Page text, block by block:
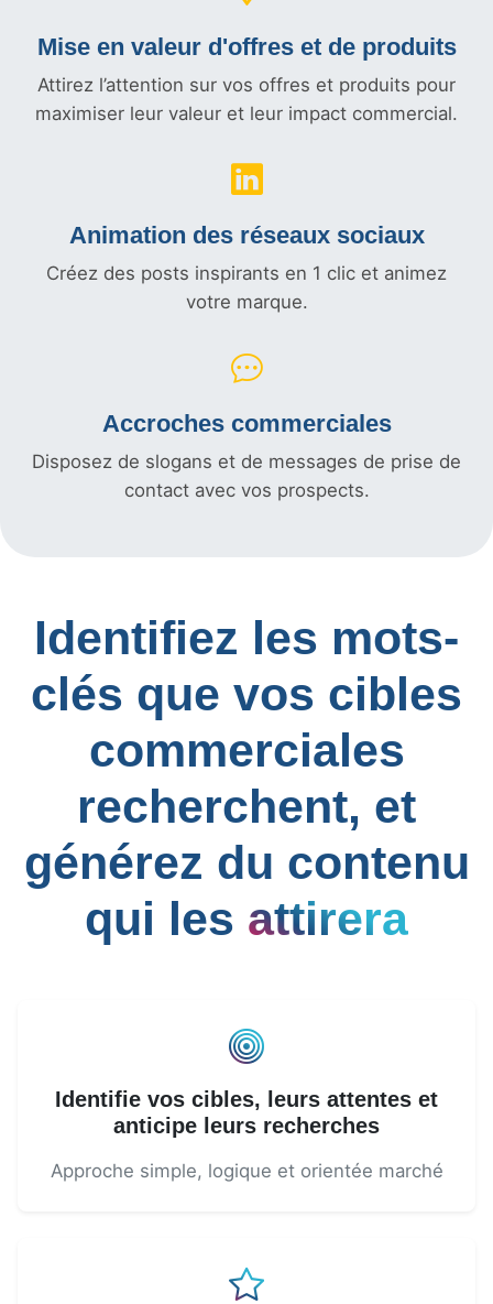
Mise en valeur d'offres et de produits
Attirez l’attention sur vos offres et produits pour
maximiser leur valeur et leur impact commercial.
Animation des réseaux sociaux
Créez des posts inspirants en 1 clic et animez
votre marque.
Accroches commerciales
Disposez de slogans et de messages de prise de
contact avec vos prospects.
Identifiez les mots-
clés que vos cibles
commerciales
recherchent, et
générez du contenu
qui les attirera
Identifie vos cibles, leurs attentes et
anticipe leurs recherches
Approche simple, logique et orientée marché